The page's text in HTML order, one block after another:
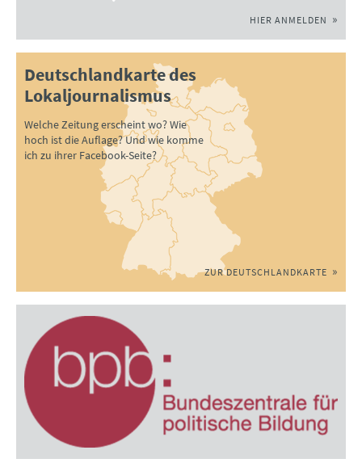
HIER ANMELDEN
Deutschlandkarte des
Lokaljournalismus
Welche Zeitung erscheint wo? Wie
hoch ist die Auflage? Und wie komme
ich zu ihrer Facebook-Seite?
ZUR DEUTSCHLANDKARTE